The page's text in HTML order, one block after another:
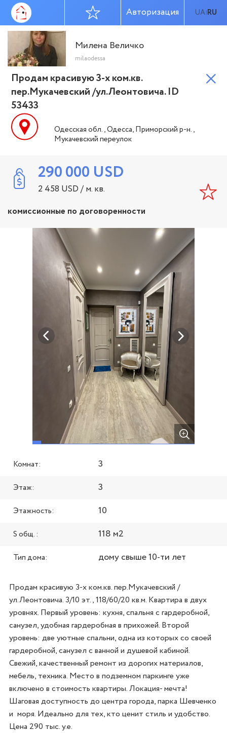
UA|RU
Авторизация
Милена Величко
milaodessa
Продам красивую 3-х ком.кв.
пер.Мукачевский /ул.Леонтовича. ID
53433
Одесская обл., Одесса, Приморский р-н.,
Мукачевский переулок
290 000 USD
2 458 USD/ м. кв.
комиссионные по договоренности
Комнат: 3
Этаж: 3
Этажность: 10
S общ. : 118 м2
Тип дома: дому свыше 10-ти лет
Продам красивую 3-х ком.кв. пер.Мукачевский /
ул.Леонтовича. 3/10 эт., 118/60/20 кв.м. Квартира в двух
уровнях. Первый уровень: кухня, спальня с гардеробной,
санузел, удобная гардеробная в прихожей. Второй
уровень: две уютные спальни, одна из которых со своей
гардеробной, санузел с ванной и душевой кабиной.
Свежий, качественный ремонт из дорогих материалов,
мебель, техника. Место в подземном паркинге уже
включено в стоимость квартиры. Локация- мечта!
Шаговая доступность до центра города, парка Шевченко
и  моря. Идеально для тех, кто ценит стиль и удобство.
Цена 290 тыс. у.е.